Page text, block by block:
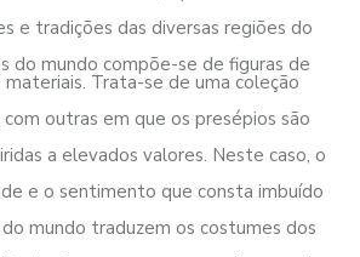
e tradições das diversas regiões do
do mundo compõe-se de figuras de
Trata-se de uma coleção
outras em que os presépios são
a elevados valores. Neste caso, o
e o sentimento que consta imbuído
mundo traduzem os costumes dos